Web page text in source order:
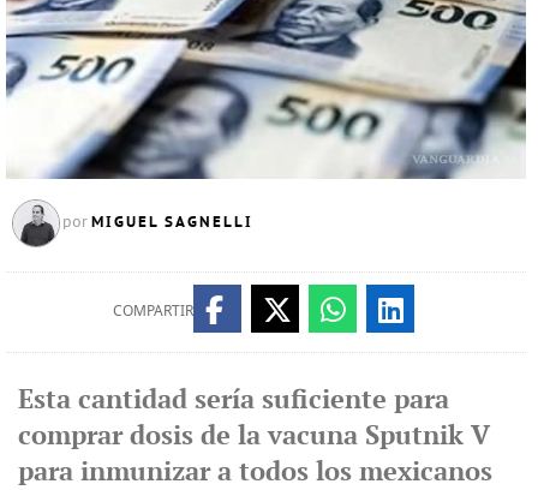
por MIGUEL SAGNELLI
COMPARTIR
Esta cantidad sería suficiente para
comprar dosis de la vacuna Sputnik V
para inmunizar a todos los mexicanos